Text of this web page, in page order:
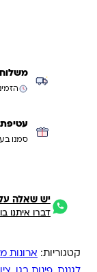
משלוח
סמנו
יש שאלה
דברו איתנו
קטגוריות: ארונות